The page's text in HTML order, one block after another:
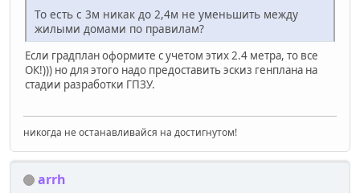
То есть с 3м никак до 2,4м не уменьшить между
жилыми домами по правилам?
Если градплан оформите с учетом этих 2.4 метра, то все
ОК!))) но для этого надо предоставить эскиз генплана на
стадии разработки ГПЗУ.
никогда не останавливайся на достигнутом!
arrh